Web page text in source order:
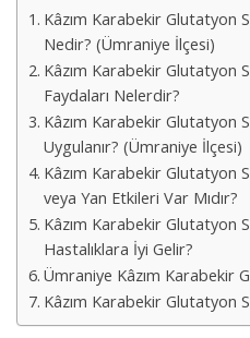
Kâzım Karabekir Glutatyon
Nedir? (Ümraniye İlçesi)
Kâzım Karabekir Glutatyon
Faydaları Nelerdir?
Kâzım Karabekir Glutatyon
Uygulanır? (Ümraniye İlçesi)
Kâzım Karabekir Glutatyon
veya Yan Etkileri Var Mıdır?
Kâzım Karabekir Glutatyon
Hastalıklara İyi Gelir?
Ümraniye Kâzım Karabekir
Kâzım Karabekir Glutatyon